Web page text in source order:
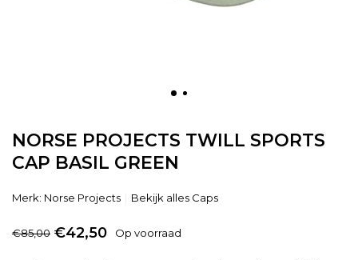
NORSE PROJECTS TWILL SPORTS
CAP BASIL GREEN
Merk: Norse Projects Bekijk alles Caps
€85,00 €42,50 Op voorraad